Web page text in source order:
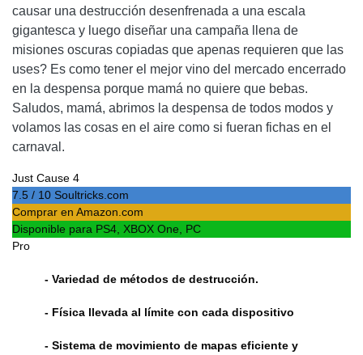
causar una destrucción desenfrenada a una escala
gigantesca y luego diseñar una campaña llena de
misiones oscuras copiadas que apenas requieren que las
uses? Es como tener el mejor vino del mercado encerrado
en la despensa porque mamá no quiere que bebas.
Saludos, mamá, abrimos la despensa de todos modos y
volamos las cosas en el aire como si fueran fichas en el
carnaval.
Just Cause 4
7.5 / 10 Soultricks.com
Comprar en Amazon.com
Disponible para PS4, XBOX One, PC
Pro
- Variedad de métodos de destrucción.
- Física llevada al límite con cada dispositivo
- Sistema de movimiento de mapas eficiente y